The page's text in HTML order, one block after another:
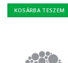
KOSÁRBA TESZEM